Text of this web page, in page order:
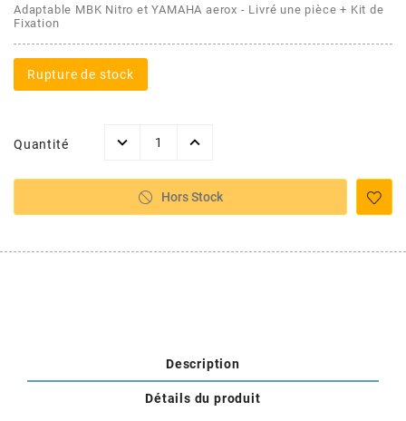
STICKERS
BON PLAN
MOTEUR SOLEX
PARTIE CYCLE SOLEX
FREINAGE
CABLERIE
ELECTRICITE
EMBRAYAGE
TRANSMISSION
REFROIDISSEMENT
RESERVOIR
POSTE DE PILOTAGE
FREINAGE
ECLAIRAGE
ELECTRICITE
CABLERIE
AGP
ALGI
APRILIA
Adaptable MBK Nitro et YAMAHA aerox - Livré une pièce + Kit de
Fixation
Rupture de stock
Quantité
Hors Stock
Description
Détails du produit